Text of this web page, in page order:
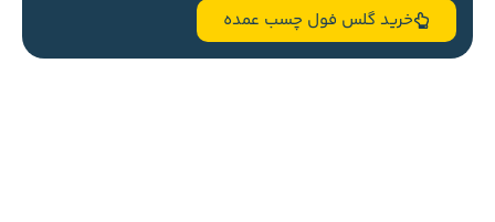
خرید گلس فول چسب عمده